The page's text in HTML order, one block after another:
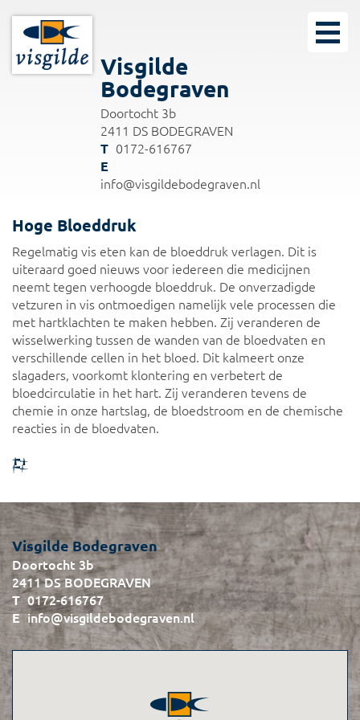
Visgilde
Bodegraven
Doortocht 3b
2411 DS BODEGRAVEN
0172-616767
info@visgildebodegraven.nl
Hoge Bloeddruk
Regelmatig vis eten kan de bloeddruk verlagen. Dit is
uiteraard goed nieuws voor iedereen die medicijnen
neemt tegen verhoogde bloeddruk. De onverzadigde
vetzuren in vis ontmoedigen namelijk vele processen die
met hartklachten te maken hebben. Zij veranderen de
wisselwerking tussen de wanden van de bloedvaten en
verschillende cellen in het bloed. Dit kalmeert onze
slagaders, voorkomt klontering en verbetert de
bloedcirculatie in het hart. Zij veranderen tevens de
chemie in onze hartslag, de bloedstroom en de chemische
reacties in de bloedvaten.
Visgilde Bodegraven
Doortocht 3b
2411 DS BODEGRAVEN
0172-616767
info@visgildebodegraven.nl